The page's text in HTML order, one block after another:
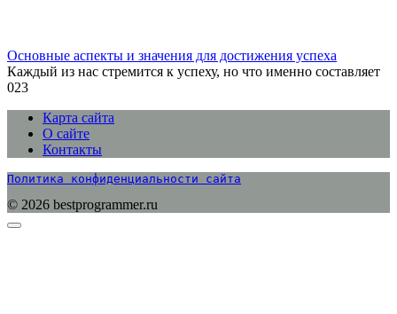
Основные аспекты и значения для достижения успеха
Каждый из нас стремится к успеху, но что именно составляет
023
Карта сайта
О сайте
Контакты
Политика конфиденциальности сайта
© 2026 bestprogrammer.ru